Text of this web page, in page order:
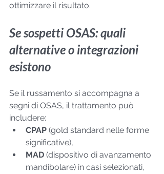
ottimizzare il risultato.
Se sospetti OSAS: quali
alternative o integrazioni
esistono
Se il russamento si accompagna a
segni di OSAS, il trattamento può
includere:
CPAP (gold standard nelle forme
significative),
MAD (dispositivo di avanzamento
mandibolare) in casi selezionati,